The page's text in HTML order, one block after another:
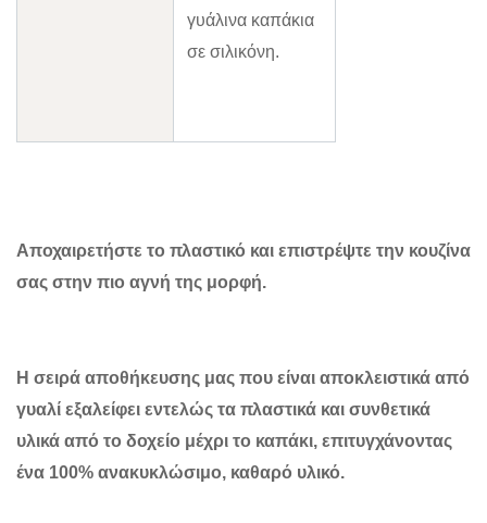
γυάλινα καπάκια
σε σιλικόνη.
Αποχαιρετήστε το πλαστικό και επιστρέψτε την κουζίνα
σας στην πιο αγνή της μορφή.
Η σειρά αποθήκευσης μας που είναι αποκλειστικά από
γυαλί εξαλείφει εντελώς τα πλαστικά και συνθετικά
υλικά από το δοχείο μέχρι το καπάκι, επιτυγχάνοντας
ένα 100% ανακυκλώσιμο, καθαρό υλικό.